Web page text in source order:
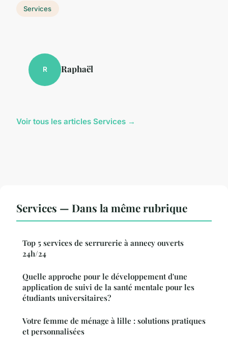
Services
R Raphaël
Voir tous les articles Services →
Services — Dans la même rubrique
Top 5 services de serrurerie à annecy ouverts
24h/24
Quelle approche pour le développement d'une
application de suivi de la santé mentale pour les
étudiants universitaires?
Votre femme de ménage à lille : solutions pratiques
et personnalisées